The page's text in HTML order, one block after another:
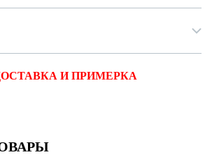
И ПРИМЕРКА